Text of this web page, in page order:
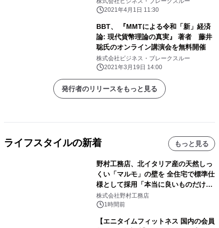
2021年4月1日 11:30
BBT、 『MMTによる令和「新」経済
論: 現代貨幣理論の真実』 著者 藤井
聡氏のオンライン講演会を無料開催
株式会社ビジネス・ブレークスルー
2021年3月19日 14:00
発行者のリリースをもっと見る
ライフスタイルの新着 もっと見る
野村工務店、北イタリア産の天然しっ
くい「マルモ」の壁を 全住宅で標準仕
様として採用「本当に良いものだけに
こだわる」
株式会社野村工務店
1時間前
【エニタイムフィットネス 国内の会員